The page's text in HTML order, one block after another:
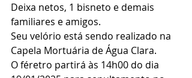
Deixa netos, 1 bisneto e demais
familiares e amigos.
Seu velório está sendo realizado na
Capela Mortuária de Água Clara.
O féretro partirá às 14h00 do dia